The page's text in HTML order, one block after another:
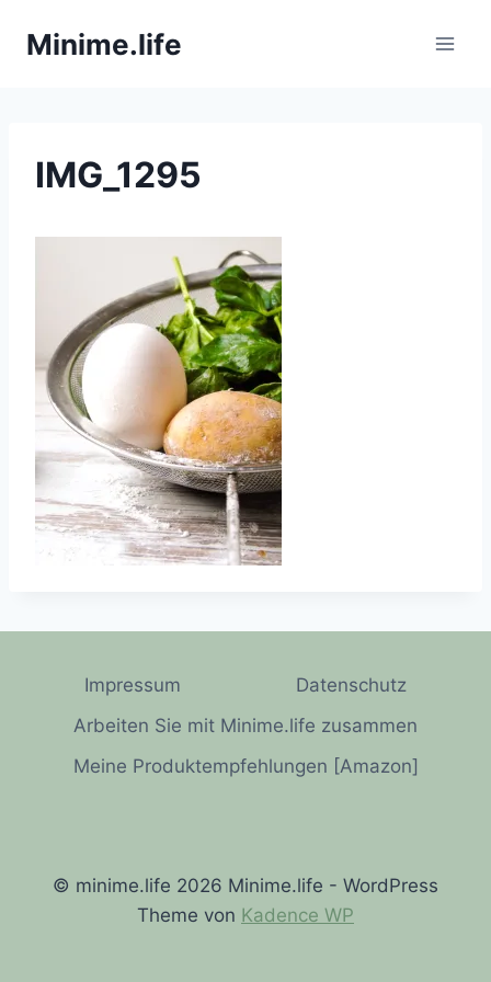
InhaltMinime.life
IMG_1295
Impressum
Datenschutz
Arbeiten Sie mit Minime.life zusammen
Meine Produktempfehlungen [Amazon]
© minime.life 2026 Minime.life - WordPress
Theme von Kadence WP